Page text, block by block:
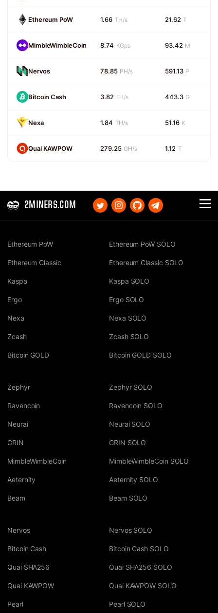
Ethereum PoW 1.66 TH/s 21.62 T
MimbleWimbleCoin 8.74 KGps 93.42 M
Nervos 78.85 PH/s 591.13 P
Bitcoin Cash 3.82 EH/s 443.3 G
Nexa 1.84 TH/s 51.16 K
Quai KAWPOW 279.25 GH/s 1.12 T
2MINERS.COM
Ethereum PoW
Ethereum Classic
Kaspa
Ergo
Nexa
Zcash
Bitcoin GOLD
Ethereum PoW SOLO
Ethereum Classic SOLO
Kaspa SOLO
Ergo SOLO
Nexa SOLO
Zcash SOLO
Bitcoin GOLD SOLO
Zephyr
Ravencoin
Neurai
GRIN
MimbleWimbleCoin
Aeternity
Beam
Zephyr SOLO
Ravencoin SOLO
Neurai SOLO
GRIN SOLO
MimbleWimbleCoin SOLO
Aeternity SOLO
Beam SOLO
Nervos
Bitcoin Cash
Quai SHA256
Quai KAWPOW
Pearl
Nervos SOLO
Bitcoin Cash SOLO
Quai SHA256 SOLO
Quai KAWPOW SOLO
Pearl SOLO